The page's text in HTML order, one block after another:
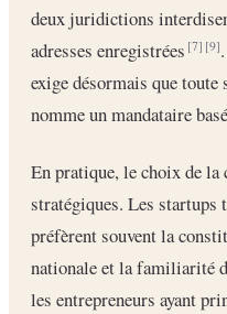
deux juridictions
adresses enregistrées[7] [9]
exige désormais que toute
nomme un mandataire
En pratique, le choix de
stratégiques. Les startups
préfèrent souvent la
nationale et la familiarité
les entrepreneurs ayant